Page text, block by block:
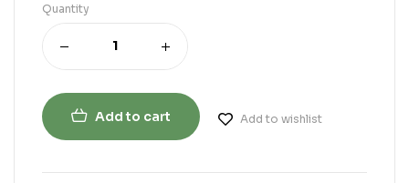
Quantity
Add to cart Add to wishlist